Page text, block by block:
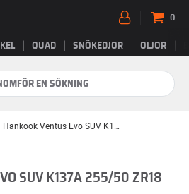
QUAD SNÖKEDJOR OLJOR
0
EN SÖKNING
SUV K137A 255/50 ZR18